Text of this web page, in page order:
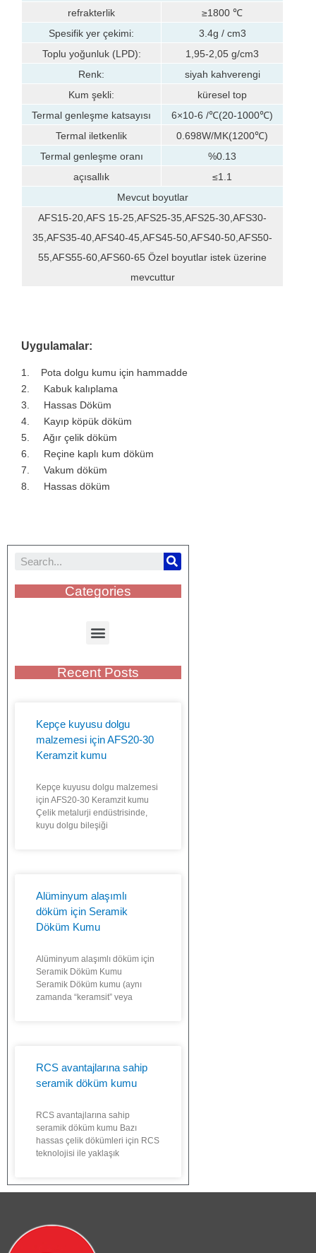
refrakterlik
≥1800 ℃
Spesifik yer çekimi:
3.4g / cm3
Toplu yoğunluk (LPD):
1,95-2,05 g/cm3
Renk:
siyah kahverengi
Kum şekli:
küresel top
Termal genleşme katsayısı
6×10-6 /℃(20-1000℃)
Termal iletkenlik
0.698W/MK(1200℃)
Termal genleşme oranı
%0.13
açısallık
≤1.1
Mevcut boyutlar
AFS15-20,AFS 15-25,AFS25-35,AFS25-30,AFS30-
35,AFS35-40,AFS40-45,AFS45-50,AFS40-50,AFS50-
55,AFS55-60,AFS60-65 Özel boyutlar istek üzerine
mevcuttur
Uygulamalar:
1. Pota dolgu kumu için hammadde
2. Kabuk kalıplama
3. Hassas Döküm
4. Kayıp köpük döküm
5. Ağır çelik döküm
6. Reçine kaplı kum döküm
7. Vakum döküm
8. Hassas döküm
Categories
Recent Posts
Kepçe kuyusu dolgu
malzemesi için AFS20-30
Keramzit kumu
Kepçe kuyusu dolgu malzemesi
için AFS20-30 Keramzit kumu
Çelik metalurji endüstrisinde,
kuyu dolgu bileşiği
Alüminyum alaşımlı
döküm için Seramik
Döküm Kumu
Alüminyum alaşımlı döküm için
Seramik Döküm Kumu
Seramik Döküm kumu (aynı
zamanda “keramsit” veya
RCS avantajlarına sahip
seramik döküm kumu
RCS avantajlarına sahip
seramik döküm kumu Bazı
hassas çelik dökümleri için RCS
teknolojisi ile yaklaşık